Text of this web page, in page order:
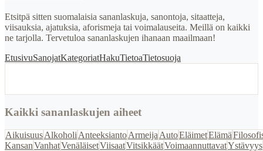
Etsitpä sitten suomalaisia sananlaskuja, sanontoja, sitaatteja,
viisauksia, ajatuksia, aforismeja tai voimalauseita. Meillä on kaikki
ne tarjolla. Tervetuloa sananlaskujen ihanaan maailmaan!
EtusivuSanojatKategoriatHakuTietoaTietosuoja
Kaikki sananlaskujen aiheet
AikuisuusAlkoholi AnteeksiantoArmeija AutoEläimetElämä
KansanVanhatVenäläisetViisaatVitsikkäätVoimaannuttavatYstävyys